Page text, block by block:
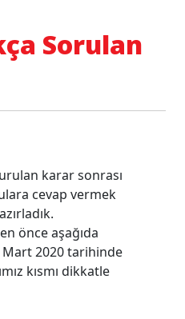
Sorulan
karar sonrası
cevap vermek
önce aşağıda
Mart 2020 tarihinde
kısmı dikkatle